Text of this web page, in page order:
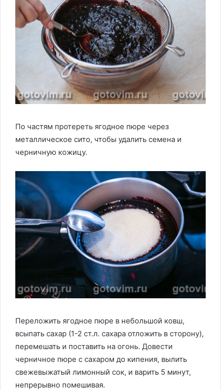
По частям протереть ягодное пюре через
металлическое сито, чтобы удалить семена и
черничную кожицу.
Переложить ягодное пюре в небольшой ковш,
всыпать сахар (1-2 ст.л. сахара отложить в сторону),
перемешать и поставить на огонь. Довести
черничное пюре с сахаром до кипения, вылить
свежевыжатый лимонный сок, и варить 5 минут,
непрерывно помешивая.